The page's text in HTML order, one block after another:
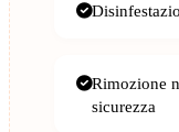
Rimozione
sicurezza